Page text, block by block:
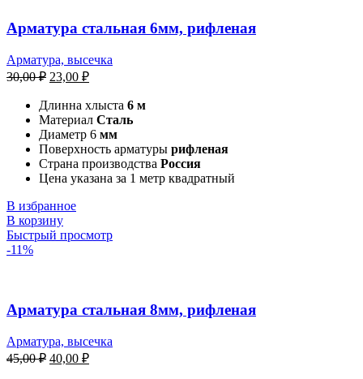
Арматура стальная 6мм, рифленая
Арматура, высечка
30,00₽ 23,00 ₽
Длинна хлыста 6 м
Материал Сталь
Диаметр 6 мм
Поверхность арматуры рифленая
Страна производства Россия
Цена указана за 1 метр квадратный
В избранное
В корзину
Быстрый просмотр
-11%
Арматура стальная 8мм, рифленая
Арматура, высечка
45,00₽ 40,00 ₽